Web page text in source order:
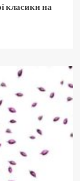
класики на